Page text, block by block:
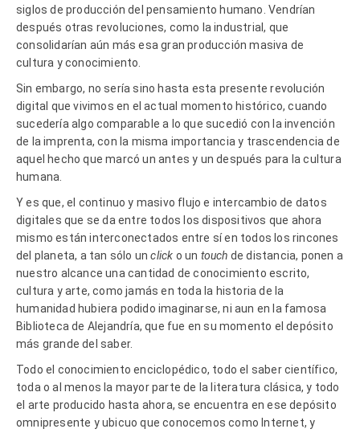
siglos de producción del pensamiento humano. Vendrían
después otras revoluciones, como la industrial, que
consolidarían aún más esa gran producción masiva de
cultura y conocimiento.
Sin embargo, no sería sino hasta esta presente revolución
digital que vivimos en el actual momento histórico, cuando
sucedería algo comparable a lo que sucedió con la invención
de la imprenta, con la misma importancia y trascendencia de
aquel hecho que marcó un antes y un después para la cultura
humana.
Y es que, el continuo y masivo flujo e intercambio de datos
digitales que se da entre todos los dispositivos que ahora
mismo están interconectados entre sí en todos los rincones
del planeta, a tan sólo unclick o un touch de distancia, ponen a
nuestro alcance una cantidad de conocimiento escrito,
cultura y arte, como jamás en toda la historia de la
humanidad hubiera podido imaginarse, ni aun en la famosa
Biblioteca de Alejandría, que fue en su momento el depósito
más grande del saber.
Todo el conocimiento enciclopédico, todo el saber científico,
toda o al menos la mayor parte de la literatura clásica, y todo
el arte producido hasta ahora, se encuentra en ese depósito
omnipresente y ubicuo que conocemos como Internet, y